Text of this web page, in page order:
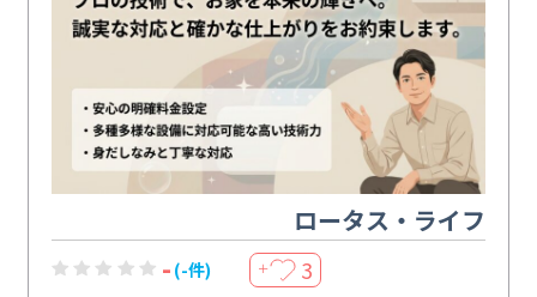
ロータス・ライフ
- (-件) ＋ 3